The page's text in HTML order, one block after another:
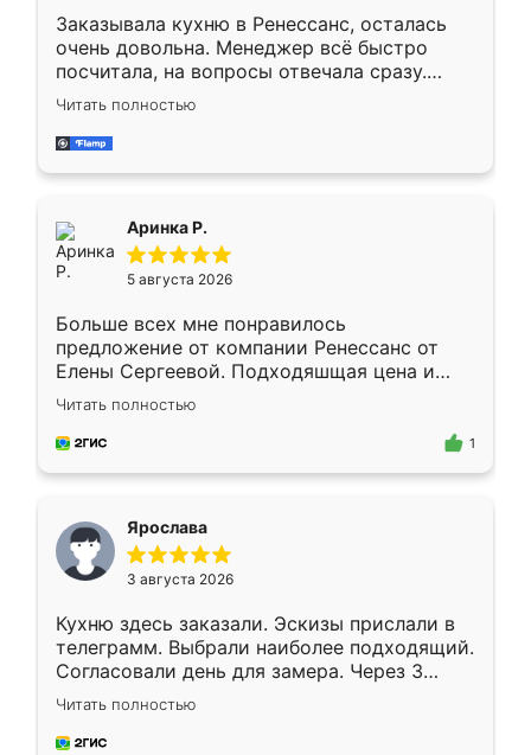
Заказывала кухню в Ренессанс, осталась
очень довольна. Менеджер всё быстро
посчитала, на вопросы отвечала сразу.
Замерщик приехал в субботу, подошёл к
делу со всей ответственностью. Собрали
за день, ребята работали аккуратно, даже
Читать полностью
Аринка Р.
5 августа 2026
Больше всех мне понравилось
предложение от компании Ренессанс от
Елены Сергеевой. Подходяшщая цена и
короткие сроки изготовления. Приехавший
для замера сотрудник Владислав
предложил по моему эскизу самый
Читать полностью
1
Ярослава
3 августа 2026
Кухню здесь заказали. Эскизы прислали в
телеграмм. Выбрали наиболее подходящий.
Согласовали день для замера. Через 3
недели кухня была уже готова. Остались
довольны работой. Спасибо Ренессанс
мебель за качественную работу!
Читать полностью